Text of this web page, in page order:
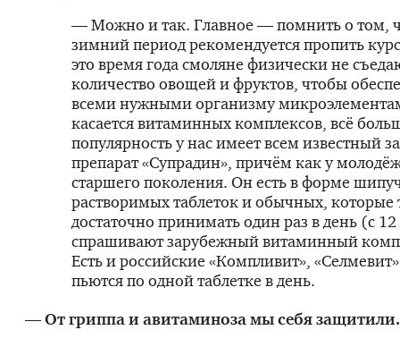
— Можно и так. Главное — помнить о том,
зимний период рекомендуется пропить
это время года смоляне физически не
количество овощей и фруктов, чтобы
всеми нужными организму
касается витаминных комплексов, всё
популярность у нас имеет всем известный
препарат «Супрадин», причём как у
старшего поколения. Он есть в форме
растворимых таблеток и обычных, которые
достаточно принимать один раз в день (с 12
спрашивают зарубежный витаминный
Есть и российские «Компливит»,
пьются по одной таблетке в день.
— От гриппа и авитаминоза мы себя